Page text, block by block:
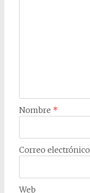
Nombre *
Correo electrónico
Web